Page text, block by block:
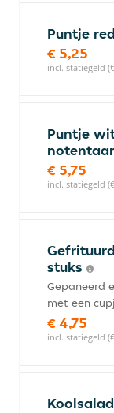
Puntje
€ 5,25
incl. statiegeld
Puntje
€ 5,75
incl. statiegeld
stuks
Gepaneerd
met een
€ 4,75
incl. statiegeld